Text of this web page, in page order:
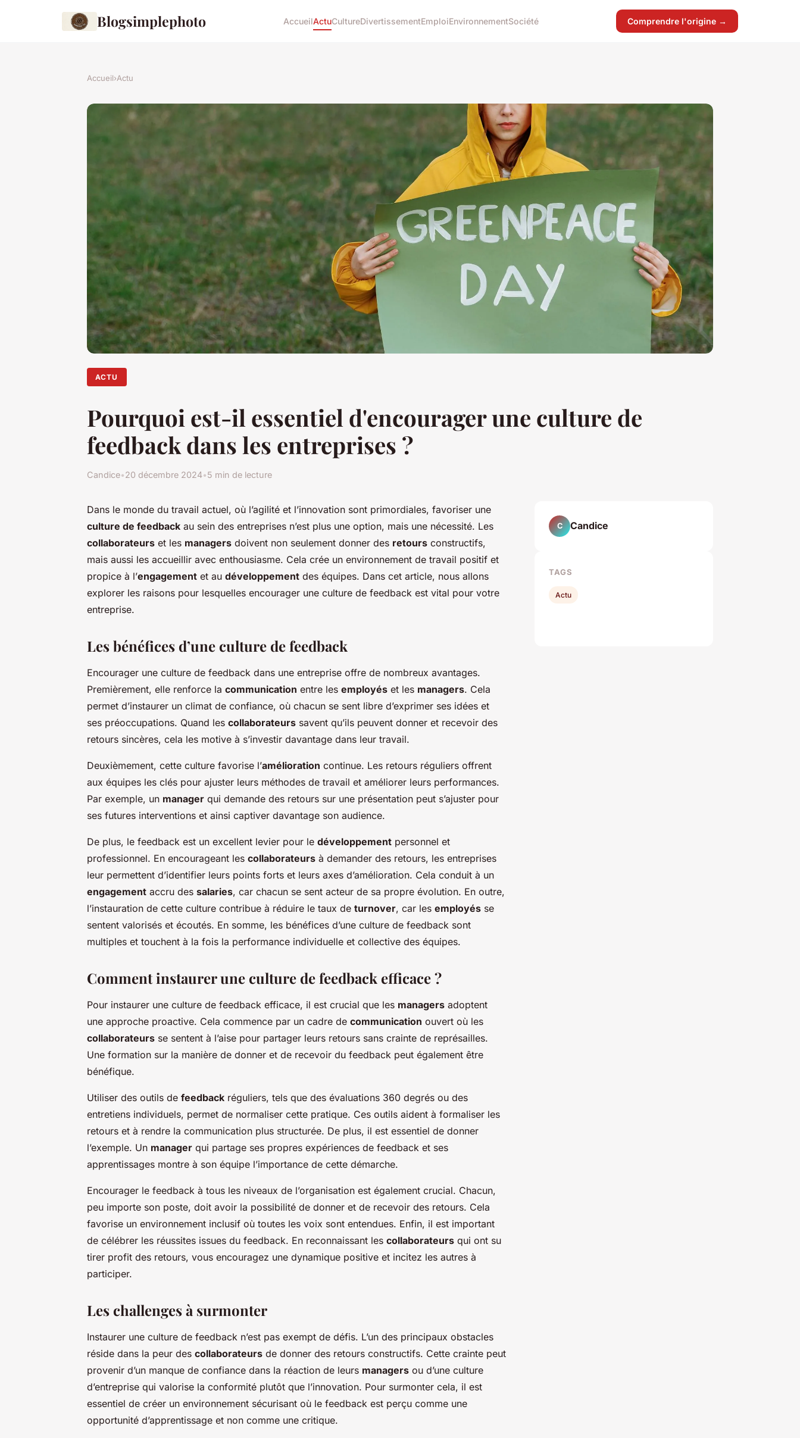
Blogsimplephoto AccueilActuCultureDivertissementEmploiEnvironnementSociété Comprendre l'origine →
Accueil›Actu
ACTU
Pourquoi est-il essentiel d'encourager une culture de
feedback dans les entreprises ?
Candice•20 décembre 2024•5 min de lecture
Dans le monde du travail actuel, où l’agilité et l’innovation sont primordiales, favoriser une
culture de feedback au sein des entreprises n’est plus une option, mais une nécessité. Les
collaborateurs et les managers doivent non seulement donner des retours constructifs,
mais aussi les accueillir avec enthousiasme. Cela crée un environnement de travail positif et
propice à l’engagement et au développement des équipes. Dans cet article, nous allons
explorer les raisons pour lesquelles encourager une culture de feedback est vital pour votre
entreprise.
Les bénéfices d’une culture de feedback
Encourager une culture de feedback dans une entreprise offre de nombreux avantages.
Premièrement, elle renforce la communication entre les employés et les managers. Cela
permet d’instaurer un climat de confiance, où chacun se sent libre d’exprimer ses idées et
ses préoccupations. Quand les collaborateurs savent qu’ils peuvent donner et recevoir des
retours sincères, cela les motive à s’investir davantage dans leur travail.
Deuxièmement, cette culture favorise l’amélioration continue. Les retours réguliers offrent
aux équipes les clés pour ajuster leurs méthodes de travail et améliorer leurs performances.
Par exemple, un manager qui demande des retours sur une présentation peut s’ajuster pour
ses futures interventions et ainsi captiver davantage son audience.
De plus, le feedback est un excellent levier pour le développement personnel et
professionnel. En encourageant les collaborateurs à demander des retours, les entreprises
leur permettent d’identifier leurs points forts et leurs axes d’amélioration. Cela conduit à un
engagement accru des salaries, car chacun se sent acteur de sa propre évolution. En outre,
l’instauration de cette culture contribue à réduire le taux de turnover, car les employés se
sentent valorisés et écoutés. En somme, les bénéfices d’une culture de feedback sont
multiples et touchent à la fois la performance individuelle et collective des équipes.
Comment instaurer une culture de feedback efficace ?
Pour instaurer une culture de feedback efficace, il est crucial que les managers adoptent
une approche proactive. Cela commence par un cadre de communication ouvert où les
collaborateurs se sentent à l’aise pour partager leurs retours sans crainte de représailles.
Une formation sur la manière de donner et de recevoir du feedback peut également être
bénéfique.
Utiliser des outils de feedback réguliers, tels que des évaluations 360 degrés ou des
entretiens individuels, permet de normaliser cette pratique. Ces outils aident à formaliser les
retours et à rendre la communication plus structurée. De plus, il est essentiel de donner
l’exemple. Un manager qui partage ses propres expériences de feedback et ses
apprentissages montre à son équipe l’importance de cette démarche.
Encourager le feedback à tous les niveaux de l’organisation est également crucial. Chacun,
peu importe son poste, doit avoir la possibilité de donner et de recevoir des retours. Cela
favorise un environnement inclusif où toutes les voix sont entendues. Enfin, il est important
de célébrer les réussites issues du feedback. En reconnaissant les collaborateurs qui ont su
tirer profit des retours, vous encouragez une dynamique positive et incitez les autres à
participer.
Les challenges à surmonter
Instaurer une culture de feedback n’est pas exempt de défis. L’un des principaux obstacles
réside dans la peur des collaborateurs de donner des retours constructifs. Cette crainte peut
provenir d’un manque de confiance dans la réaction de leurs managers ou d’une culture
d’entreprise qui valorise la conformité plutôt que l’innovation. Pour surmonter cela, il est
essentiel de créer un environnement sécurisant où le feedback est perçu comme une
opportunité d’apprentissage et non comme une critique.
C Candice
TAGS
Actu